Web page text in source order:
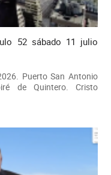
52 sábado 11 julio
Puerto San Antonio
de Quintero. Cristo